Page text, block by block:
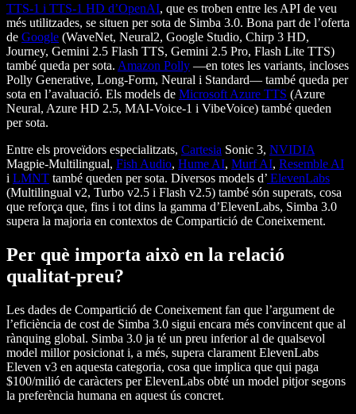
TTS-1 i TTS-1 HD d’OpenAI, que es troben entre les API de veu
més utilitzades, se situen per sota de Simba 3.0. Bona part de l’oferta
de Google (WaveNet, Neural2, Google Studio, Chirp 3 HD,
Journey, Gemini 2.5 Flash TTS, Gemini 2.5 Pro, Flash Lite TTS)
també queda per sota. Amazon Polly —en totes les variants, incloses
Polly Generative, Long-Form, Neural i Standard— també queda per
sota en l’avaluació. Els models de Microsoft Azure TTS (Azure
Neural, Azure HD 2.5, MAI-Voice-1 i VibeVoice) també queden
per sota.
Entre els proveïdors especialitzats, Cartesia Sonic 3, NVIDIA
Magpie-Multilingual, Fish Audio, Hume AI, Murf AI, Resemble AI
i LMNT també queden per sota. Diversos models d’ ElevenLabs
(Multilingual v2, Turbo v2.5 i Flash v2.5) també són superats, cosa
que reforça que, fins i tot dins la gamma d’ElevenLabs, Simba 3.0
supera la majoria en contextos de Compartició de Coneixement.
Per què importa això en la relació
qualitat-preu?
Les dades de Compartició de Coneixement fan que l’argument de
l’eficiència de cost de Simba 3.0 sigui encara més convincent que al
rànquing global. Simba 3.0 ja té un preu inferior al de qualsevol
model millor posicionat i, a més, supera clarament ElevenLabs
Eleven v3 en aquesta categoria, cosa que implica que qui paga
$100/milió de caràcters per ElevenLabs obté un model pitjor segons
la preferència humana en aquest ús concret.